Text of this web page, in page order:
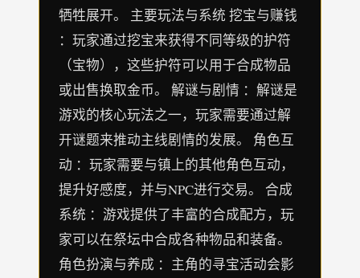
牺牲展开。 主要玩法与系统 挖宝与赚钱
：玩家通过挖宝来获得不同等级的护符
（宝物），这些护符可以用于合成物品
或出售换取金币。 解谜与剧情 ：解谜是
游戏的核心玩法之一，玩家需要通过解
开谜题来推动主线剧情的发展。 角色互
动 ：玩家需要与镇上的其他角色互动，
提升好感度，并与NPC进行交易。 合成
系统 ：游戏提供了丰富的合成配方，玩
家可以在祭坛中合成各种物品和装备。
角色扮演与养成 ：主角的寻宝活动会影